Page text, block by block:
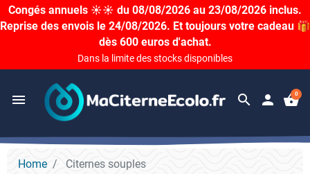
Congés annuels ☀️☀️ du 08/08/2026 au 23/08/2026 inclus.
Reprise des envois le 24/08/2026. Et toujours votre cadeau 🎁
dès 600 euros d'achat.
Dans la limite des stocks disponibles
menu search person shopping_basket
0
Home Citernes souples